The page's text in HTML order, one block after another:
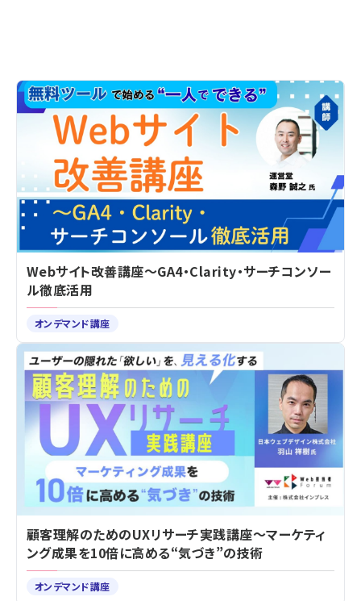
Webサイト改善講座～GA4・Clarity・サーチコンソー
ル徹底活用
オンデマンド講座
顧客理解のためのUXリサーチ実践講座～マーケティ
ング成果を10倍に高める“気づき”の技術
オンデマンド講座